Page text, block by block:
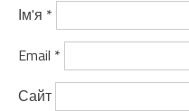
Ім'я *
Email *
Сайт